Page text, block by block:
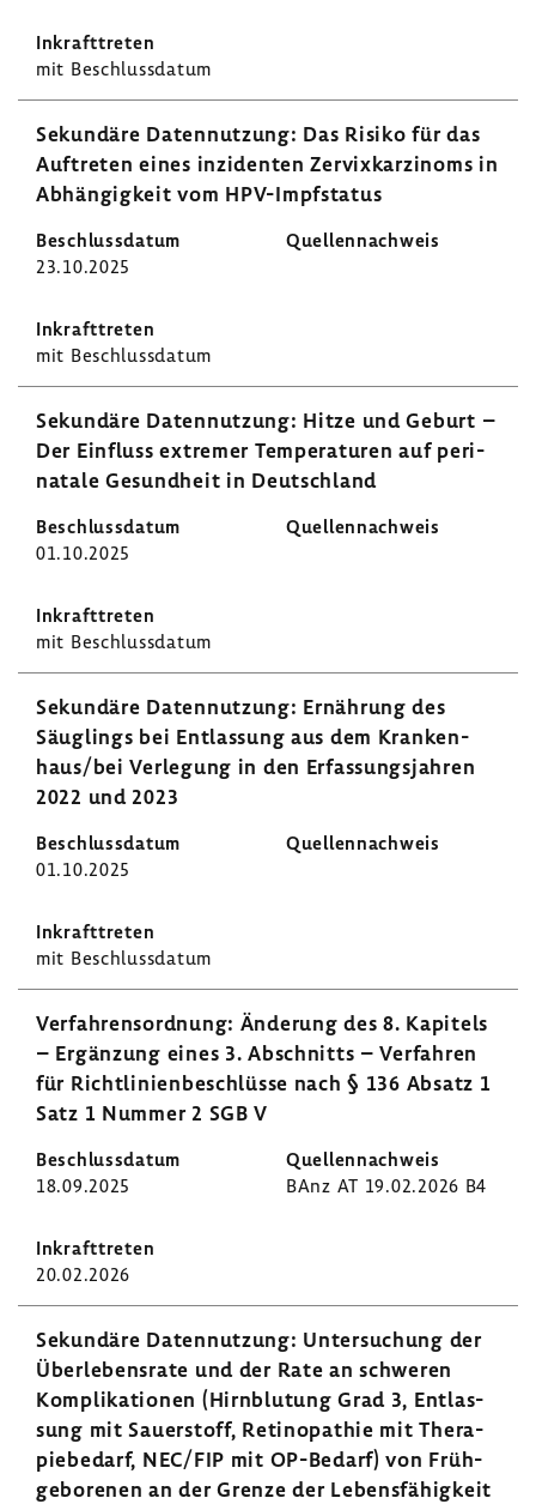
mit Beschluss­datum
Sekun­däre Daten­nut­zung: Das Risiko für das
Auftreten eines inzi­denten Zervix­kar­zi­noms in
Abhän­gig­keit vom HPV-​Impfstatus
23.10.2025
mit Beschluss­datum
Sekun­däre Daten­nut­zung: Hitze und Geburt –
Der Einfluss extremer Tempe­ra­turen auf peri­
na­tale Gesund­heit in Deutsch­land
01.10.2025
mit Beschluss­datum
Sekun­däre Daten­nut­zung: Ernäh­rung des
Säug­lings bei Entlas­sung aus dem Kran­ken­
haus/bei Verle­gung in den Erfas­sungs­jahren
2022 und 2023
01.10.2025
mit Beschluss­datum
Verfah­rens­ord­nung: Ände­rung des 8. Kapi­tels
– Ergän­zung eines 3. Abschnitts – Verfahren
für Richt­li­ni­en­be­schlüsse nach § 136 Absatz 1
Satz 1 Nummer 2 SGB V
18.09.2025 BAnz AT 19.02.2026 B4
20.02.2026
Sekun­däre Daten­nut­zung: Unter­su­chung der
Über­le­bens­rate und der Rate an schweren
Kompli­ka­tionen (Hirn­blu­tung Grad 3, Entlas­
sung mit Sauer­stoff, Reti­no­pa­thie mit Thera­
pie­be­darf, NEC/FIP mit OP-​Bedarf) von Früh­
ge­bo­renen an der Grenze der Lebens­fä­hig­keit